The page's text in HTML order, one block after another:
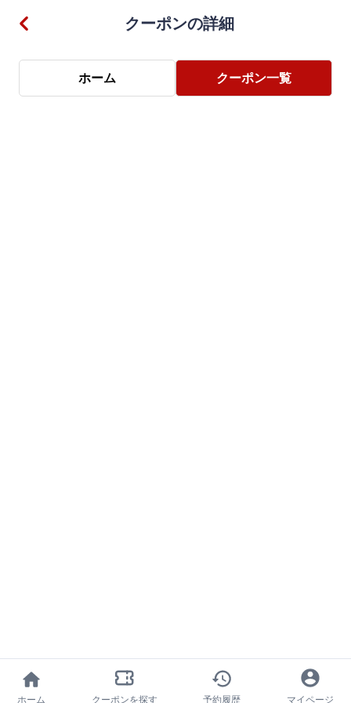
クーポンの詳細
ホーム クーポン一覧
ホーム クーポンを探す 予約履歴 マイページ